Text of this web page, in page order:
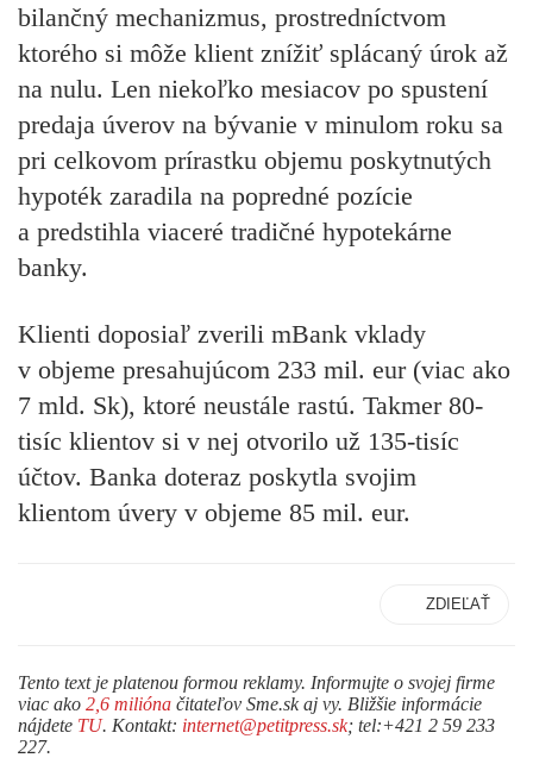
bilančný mechanizmus, prostredníctvom
ktorého si môže klient znížiť splácaný úrok až
na nulu. Len niekoľko mesiacov po spustení
predaja úverov na bývanie v minulom roku sa
pri celkovom prírastku objemu poskytnutých
hypoték zaradila na popredné pozície
a predstihla viaceré tradičné hypotekárne
banky.
Klienti doposiaľ zverili mBank vklady
v objeme presahujúcom 233 mil. eur (viac ako
7 mld. Sk), ktoré neustále rastú. Takmer 80-
tisíc klientov si v nej otvorilo už 135-tisíc
účtov. Banka doteraz poskytla svojim
klientom úvery v objeme 85 mil. eur.
ZDIEĽAŤ
Tento text je platenou formou reklamy. Informujte o svojej firme
viac ako 2,6 milióna čitateľov Sme.sk aj vy. Bližšie informácie
nájdete TU. Kontakt: internet@petitpress.sk; tel:+421 2 59 233
227.